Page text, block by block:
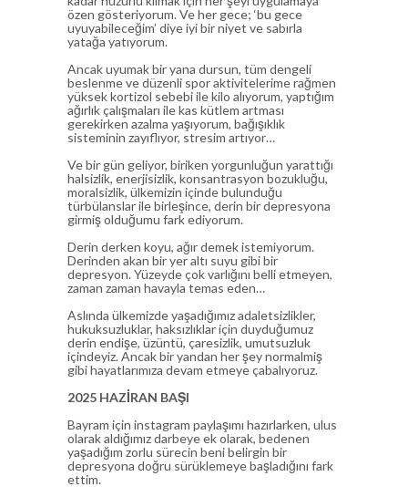
özen gösteriyorum. Ve her gece; ‘bu gece
uyuyabileceğim’ diye iyi bir niyet ve sabırla
yatağa yatıyorum.
Ancak uyumak bir yana dursun, tüm dengeli
beslenme ve düzenli spor aktivitelerime rağmen
yüksek kortizol sebebi ile kilo alıyorum, yaptığım
ağırlık çalışmaları ile kas kütlem artması
gerekirken azalma yaşıyorum, bağışıklık
sisteminin zayıflıyor, stresim artıyor…
Ve bir gün geliyor, biriken yorgunluğun yarattığı
halsizlik, enerjisizlik, konsantrasyon bozukluğu,
moralsizlik, ülkemizin içinde bulunduğu
türbülanslar ile birleşince, derin bir depresyona
girmiş olduğumu fark ediyorum.
Derin derken koyu, ağır demek istemiyorum.
Derinden akan bir yer altı suyu gibi bir
depresyon. Yüzeyde çok varlığını belli etmeyen,
zaman zaman havayla temas eden…
Aslında ülkemizde yaşadığımız adaletsizlikler,
hukuksuzluklar, haksızlıklar için duyduğumuz
derin endişe, üzüntü, çaresizlik, umutsuzluk
içindeyiz. Ancak bir yandan her şey normalmiş
gibi hayatlarımıza devam etmeye çabalıyoruz.
2025 HAZİRAN BAŞI
Bayram için instagram paylaşımı hazırlarken, ulus
olarak aldığımız darbeye ek olarak, bedenen
yaşadığım zorlu sürecin beni belirgin bir
depresyona doğru sürüklemeye başladığını fark
ettim.